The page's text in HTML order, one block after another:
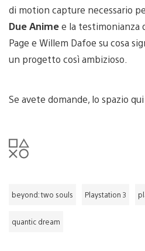
di motion capture necessario
Due Animee la testimonianza
Page e Willem Dafoe su cosa
un progetto così ambizioso.
Se avete domande, lo spazio
beyond: two souls Playstation 3
quantic dream